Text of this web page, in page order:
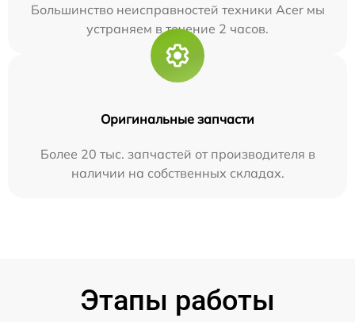
Большинство неисправностей техники Acer мы
устраняем в течение 2 часов.
Оригинальные запчасти
Более 20 тыс. запчастей от производителя в
наличии на собственных складах.
Этапы работы